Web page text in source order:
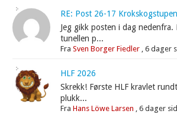
RE: Post 26-17
Jeg gikk posten i dag
tunellen p...
FraSven Borger Fiedler ,6 dager
HLF 2026
Skrekk! Første HLF kravlet
plukk...
FraHans Löwe Larsen ,6 dager